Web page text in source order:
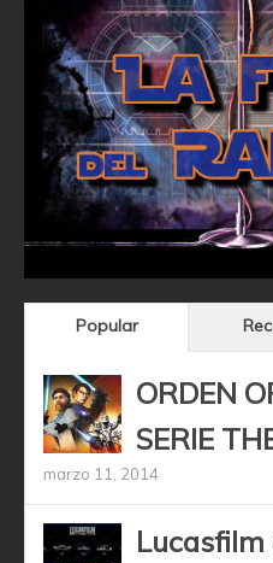
Popular
ORDEN
SERIE
marzo 11, 2014